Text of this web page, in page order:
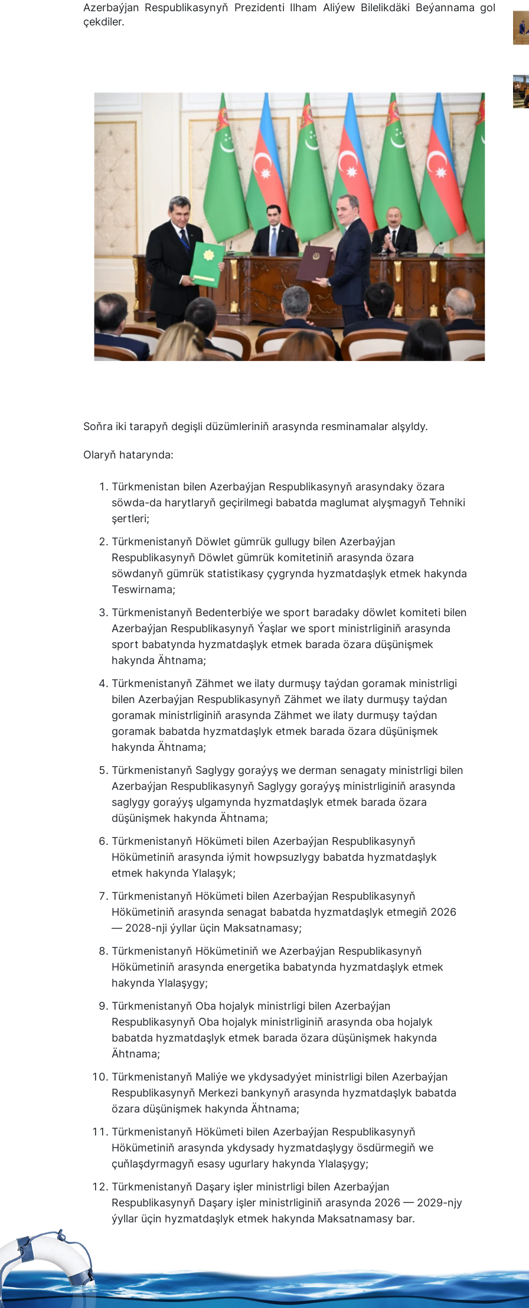
Azerbaýjan Respublikasynyň Prezidenti Ilham Aliýew Bilelikdäki Beýannama gol
çekdiler.
Soňra iki tarapyň degişli düzümleriniň arasynda resminamalar alşyldy.
Olaryň hatarynda:
Türkmenistan bilen Azerbaýjan Respublikasynyň arasyndaky özara
söwda-da harytlaryň geçirilmegi babatda maglumat alyşmagyň Tehniki
şertleri;
Türkmenistanyň Döwlet gümrük gullugy bilen Azerbaýjan
Respublikasynyň Döwlet gümrük komitetiniň arasynda özara
söwdanyň gümrük statistikasy çygrynda hyzmatdaşlyk etmek hakynda
Teswirnama;
Türkmenistanyň Bedenterbiýe we sport baradaky döwlet komiteti bilen
Azerbaýjan Respublikasynyň Ýaşlar we sport ministrliginiň arasynda
sport babatynda hyzmatdaşlyk etmek barada özara düşünişmek
hakynda Ähtnama;
Türkmenistanyň Zähmet we ilaty durmuşy taýdan goramak ministrligi
bilen Azerbaýjan Respublikasynyň Zähmet we ilaty durmuşy taýdan
goramak ministrliginiň arasynda Zähmet we ilaty durmuşy taýdan
goramak babatda hyzmatdaşlyk etmek barada özara düşünişmek
hakynda Ähtnama;
Türkmenistanyň Saglygy goraýyş we derman senagaty ministrligi bilen
Azerbaýjan Respublikasynyň Saglygy goraýyş ministrliginiň arasynda
saglygy goraýyş ulgamynda hyzmatdaşlyk etmek barada özara
düşünişmek hakynda Ähtnama;
Türkmenistanyň Hökümeti bilen Azerbaýjan Respublikasynyň
Hökümetiniň arasynda iýmit howpsuzlygy babatda hyzmatdaşlyk
etmek hakynda Ylalaşyk;
Türkmenistanyň Hökümeti bilen Azerbaýjan Respublikasynyň
Hökümetiniň arasynda senagat babatda hyzmatdaşlyk etmegiň 2026
— 2028-nji ýyllar üçin Maksatnamasy;
Türkmenistanyň Hökümetiniň we Azerbaýjan Respublikasynyň
Hökümetiniň arasynda energetika babatynda hyzmatdaşlyk etmek
hakynda Ylalaşygy;
Türkmenistanyň Oba hojalyk ministrligi bilen Azerbaýjan
Respublikasynyň Oba hojalyk ministrliginiň arasynda oba hojalyk
babatda hyzmatdaşlyk etmek barada özara düşünişmek hakynda
Ähtnama;
Türkmenistanyň Maliýe we ykdysadyýet ministrligi bilen Azerbaýjan
Respublikasynyň Merkezi bankynyň arasynda hyzmatdaşlyk babatda
özara düşünişmek hakynda Ähtnama;
Türkmenistanyň Hökümeti bilen Azerbaýjan Respublikasynyň
Hökümetiniň arasynda ykdysady hyzmatdaşlygy ösdürmegiň we
çuňlaşdyrmagyň esasy ugurlary hakynda Ylalaşygy;
Türkmenistanyň Daşary işler ministrligi bilen Azerbaýjan
Respublikasynyň Daşary işler ministrliginiň arasynda 2026 — 2029-njy
ýyllar üçin hyzmatdaşlyk etmek hakynda Maksatnamasy bar.